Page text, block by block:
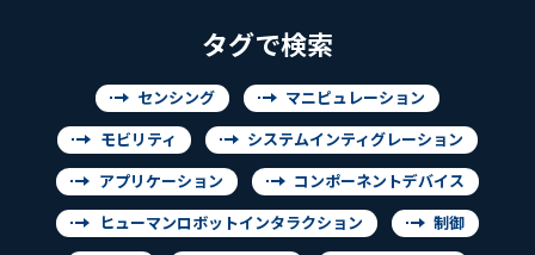
タグで検索
センシング マニピュレーション
モビリティ システムインティグレーション
アプリケーション コンポーネントデバイス
ヒューマンロボットインタラクション 制御